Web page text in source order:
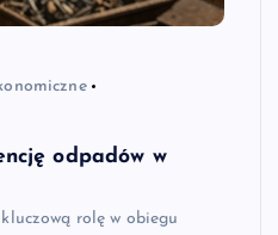
odpadów w
rolę w obiegu